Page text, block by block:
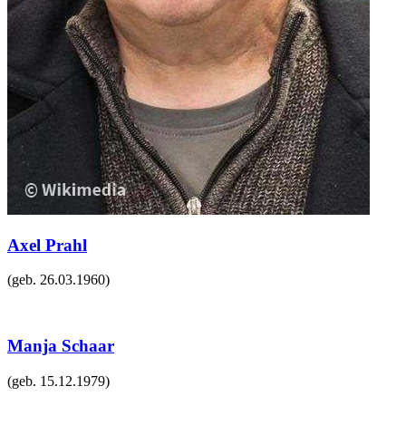
Axel Prahl
(geb. 26.03.1960)
Manja Schaar
(geb. 15.12.1979)